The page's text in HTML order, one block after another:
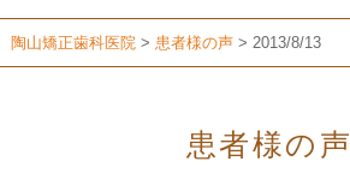
陶山矯正歯科医院 > 患者様の声 > 2013/8/13
患者様の声